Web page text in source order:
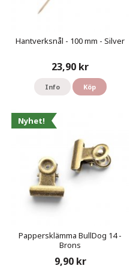
Hantverksnål - 100 mm - Silver
23,90 kr
Info Köp
Nyhet!
Pappersklämma BullDog 14 -
Brons
9,90 kr